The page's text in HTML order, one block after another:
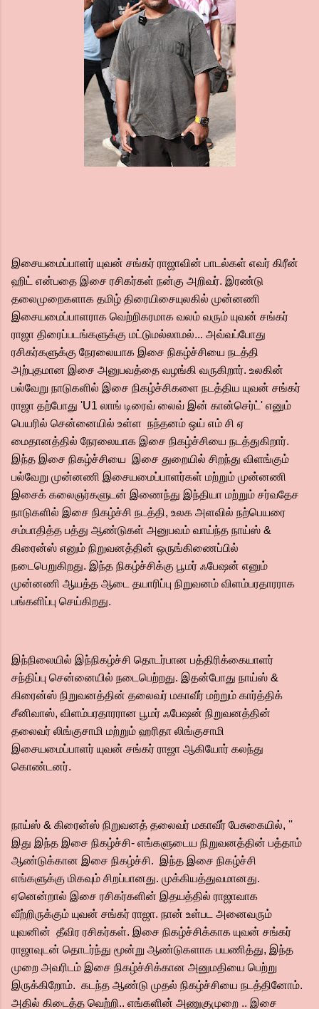
இசையமைப்பாளர் யுவன் சங்கர் ராஜாவின் பாடல்கள் எவர் கிரீன்
ஹிட் என்பதை இசை ரசிகர்கள் நன்கு அறிவர். இரண்டு
தலைமுறைகளாக தமிழ் திரையிசையுலகில் முன்னணி
இசையமைப்பாளராக வெற்றிகரமாக வலம் வரும் யுவன் சங்கர்
ராஜா திரைப்படங்களுக்கு மட்டுமல்லாமல்... அவ்வப்போது
ரசிகர்களுக்கு நேரலையாக இசை நிகழ்ச்சியை நடத்தி
அற்புதமான இசை அனுபவத்தை வழங்கி வருகிறார். உலகின்
பல்வேறு நாடுகளில் இசை நிகழ்ச்சிகளை நடத்திய யுவன் சங்கர்
ராஜா தற்போது 'U1 லாங் டிரைவ் லைவ் இன் கான்செர்ட்' எனும்
பெயரில் சென்னையில் உள்ள நந்தனம் ஒய் எம் சி ஏ
மைதானத்தில் நேரலையாக இசை நிகழ்ச்சியை நடத்துகிறார்.
இந்த இசை நிகழ்ச்சியை இசை துறையில் சிறந்து விளங்கும்
பல்வேறு முன்னணி இசையமைப்பாளர்கள் மற்றும் முன்னணி
இசைக் கலைஞர்களுடன் இணைந்து இந்தியா மற்றும் சர்வதேச
நாடுகளில் இசை நிகழ்ச்சி நடத்தி, உலக அளவில் நற்பெயரை
சம்பாதித்த பத்து ஆண்டுகள் அனுபவம் வாய்ந்த நாய்ஸ் &
கிரைன்ஸ் எனும் நிறுவனத்தின் ஒருங்கிணைப்பில்
நடைபெறுகிறது. இந்த நிகழ்ச்சிக்கு பூமர் ஃபேஷன் எனும்
முன்னணி ஆயத்த ஆடை தயாரிப்பு நிறுவனம் விளம்பரதாரராக
பங்களிப்பு செய்கிறது.
இந்நிலையில் இந்நிகழ்ச்சி தொடர்பான பத்திரிக்கையாளர்
சந்திப்பு சென்னையில் நடைபெற்றது. இதன்போது நாய்ஸ் &
கிரைன்ஸ் நிறுவனத்தின் தலைவர் மகாவீர் மற்றும் கார்த்திக்
சீனிவாஸ், விளம்பரதாரரான பூமர் ஃபேஷன் நிறுவனத்தின்
தலைவர் லிங்குசாமி மற்றும் ஹரிதா லிங்குசாமி
இசையமைப்பாளர் யுவன் சங்கர் ராஜா ஆகியோர் கலந்து
கொண்டனர்.
நாய்ஸ் & கிரைன்ஸ் நிறுவனத் தலைவர் மகாவீர் பேசுகையில், ''
இது இந்த இசை நிகழ்ச்சி- எங்களுடைய நிறுவனத்தின் பத்தாம்
ஆண்டுக்கான இசை நிகழ்ச்சி. இந்த இசை நிகழ்ச்சி
எங்களுக்கு மிகவும் சிறப்பானது. முக்கியத்துவமானது.
ஏனென்றால் இசை ரசிகர்களின் இதயத்தில் ராஜாவாக
வீற்றிருக்கும் யுவன் சங்கர் ராஜா. நான் உள்பட அனைவரும்
யுவனின் தீவிர ரசிகர்கள். இசை நிகழ்ச்சிக்காக யுவன் சங்கர்
ராஜாவுடன் தொடர்ந்து மூன்று ஆண்டுகளாக பயணித்து, இந்த
முறை அவரிடம் இசை நிகழ்ச்சிக்கான அனுமதியை பெற்று
இருக்கிறோம். கடந்த ஆண்டு முதல் நிகழ்ச்சியை நடத்தினோம்.
அதில் கிடைத்த வெற்றி.. எங்களின் அணுகுமுறை .. இசை